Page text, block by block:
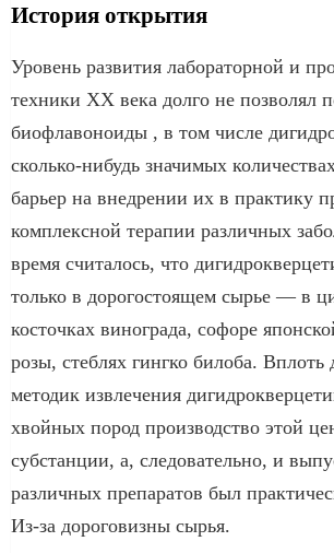
История открытия
Уровень развития лабораторной и
техники ХХ века долго не позволял
биофлавоноиды , в том числе
сколько-нибудь значимых
барьер на внедрении их в практику
комплексной терапии различных
время считалось, что
только в дорогостоящем сырье — в
косточках винограда, софоре
розы, стеблях гингко билоба. Вплоть
методик извлечения
хвойных пород производство этой
субстанции, а, следовательно, и
различных препаратов был
Из-за дороговизны сырья.